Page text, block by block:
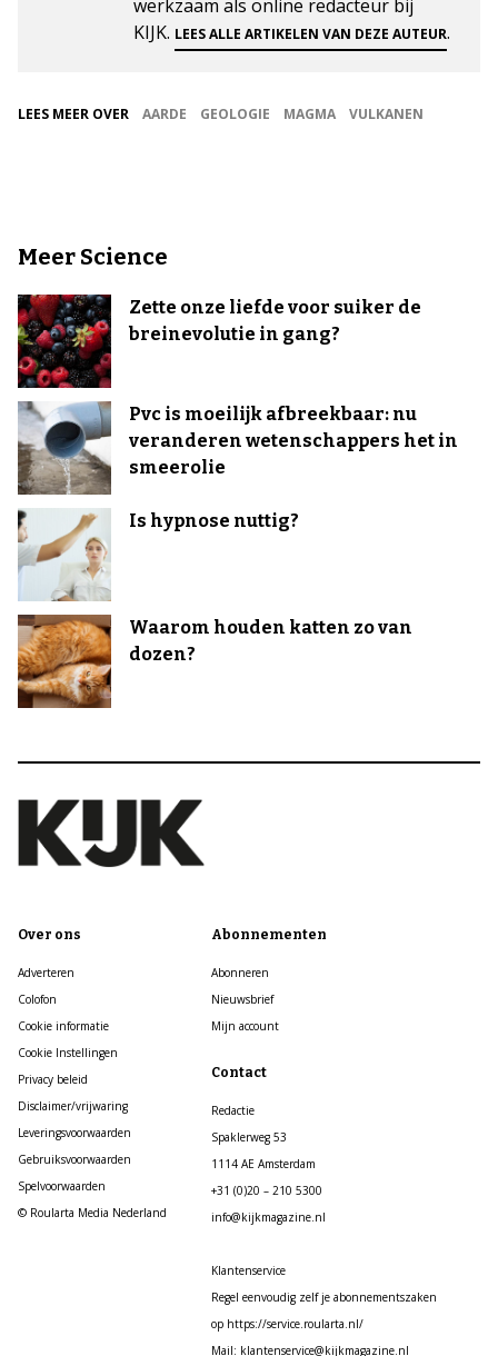
werkzaam als online redacteur bij
KIJK. LEES ALLE ARTIKELEN VAN DEZE AUTEUR.
LEES MEER OVER AARDE GEOLOGIE MAGMA VULKANEN
Meer Science
Zette onze liefde voor suiker de
breinevolutie in gang?
Pvc is moeilijk afbreekbaar: nu
veranderen wetenschappers het in
smeerolie
Is hypnose nuttig?
Waarom houden katten zo van
dozen?
Over ons
Adverteren
Colofon
Cookie informatie
Cookie Instellingen
Privacy beleid
Disclaimer/vrijwaring
Leveringsvoorwaarden
Gebruiksvoorwaarden
Spelvoorwaarden
© Roularta Media Nederland
Abonnementen
Abonneren
Nieuwsbrief
Mijn account
Contact
Redactie
Spaklerweg 53
1114 AE Amsterdam
+31 (0)20 – 210 5300
info@kijkmagazine.nl
Klantenservice
Regel eenvoudig zelf je abonnementszaken
op https://service.roularta.nl/
Mail: klantenservice@kijkmagazine.nl